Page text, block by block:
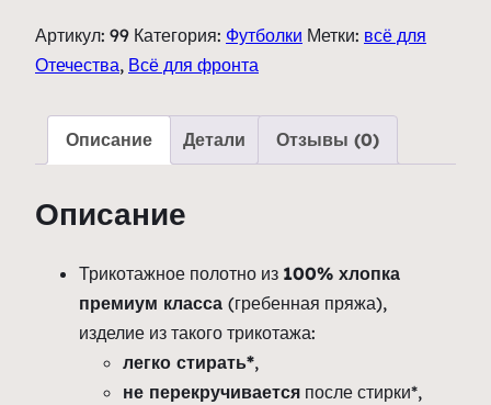
белая
Артикул: 99 Категория: Футболки Метки: всё для
Отечества, Всё для фронта
Описание Детали Отзывы (0)
Описание
Трикотажное полотно из 100% хлопка
премиум класса (гребенная пряжа),
изделие из такого трикотажа:
легко стирать*,
не перекручивается после стирки*,